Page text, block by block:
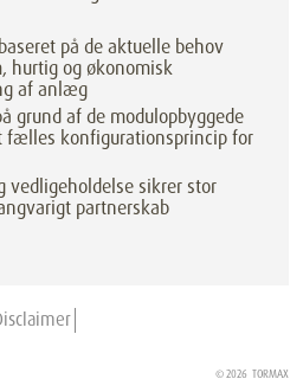
på de aktuelle behov
hurtig og økonomisk
af anlæg
grund af de modulopbyggede
fælles konfigurationsprincip for
vedligeholdelse sikrer stor
partnerskab
© 2026 TORMAX